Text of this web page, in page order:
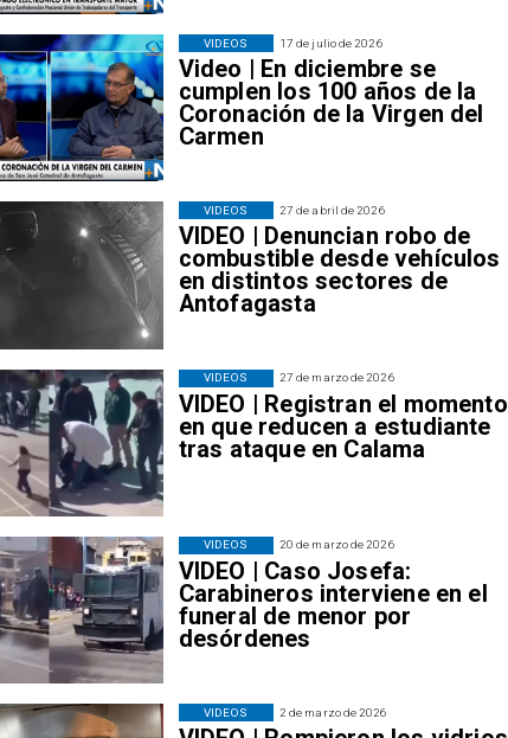
17 de julio de 2026
Video | En diciembre se
cumplen los 100 años de la
Coronación de la Virgen del
Carmen
VIDEOS
27 de abril de 2026
VIDEO | Denuncian robo de
combustible desde vehículos
en distintos sectores de
Antofagasta
VIDEOS
27 de marzo de 2026
VIDEO | Registran el momento
en que reducen a estudiante
tras ataque en Calama
VIDEOS
20 de marzo de 2026
VIDEO | Caso Josefa:
Carabineros interviene en el
funeral de menor por
desórdenes
VIDEOS
2 de marzo de 2026
VIDEOS